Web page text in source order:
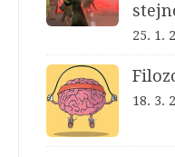
25. 1.
18. 3.